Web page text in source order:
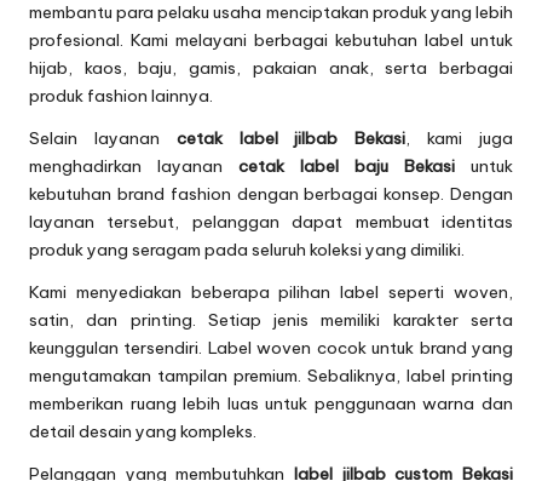
membantu para pelaku usaha menciptakan produk yang lebih
profesional. Kami melayani berbagai kebutuhan label untuk
hijab, kaos, baju, gamis, pakaian anak, serta berbagai
produk fashion lainnya.
Selain layanan cetak label jilbab Bekasi, kami juga
menghadirkan layanan cetak label baju Bekasi untuk
kebutuhan brand fashion dengan berbagai konsep. Dengan
layanan tersebut, pelanggan dapat membuat identitas
produk yang seragam pada seluruh koleksi yang dimiliki.
Kami menyediakan beberapa pilihan label seperti woven,
satin, dan printing. Setiap jenis memiliki karakter serta
keunggulan tersendiri. Label woven cocok untuk brand yang
mengutamakan tampilan premium. Sebaliknya, label printing
memberikan ruang lebih luas untuk penggunaan warna dan
detail desain yang kompleks.
Pelanggan yang membutuhkan label jilbab custom Bekasi